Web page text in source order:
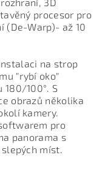
procesor pro
(De-Warp)- až 10
na strop
"rybí oko"
100°. S
obrazů několika
kamery.
pro
panorama s
míst.